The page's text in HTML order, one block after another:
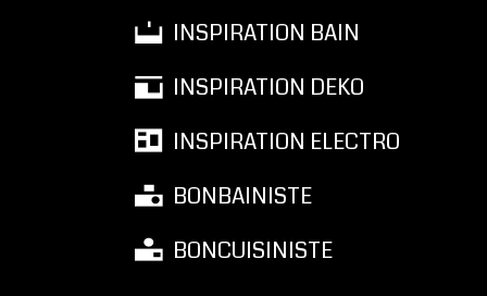
INSPIRATION BAIN
INSPIRATION DEKO
INSPIRATION ELECTRO
BONBAINISTE
BONCUISINISTE